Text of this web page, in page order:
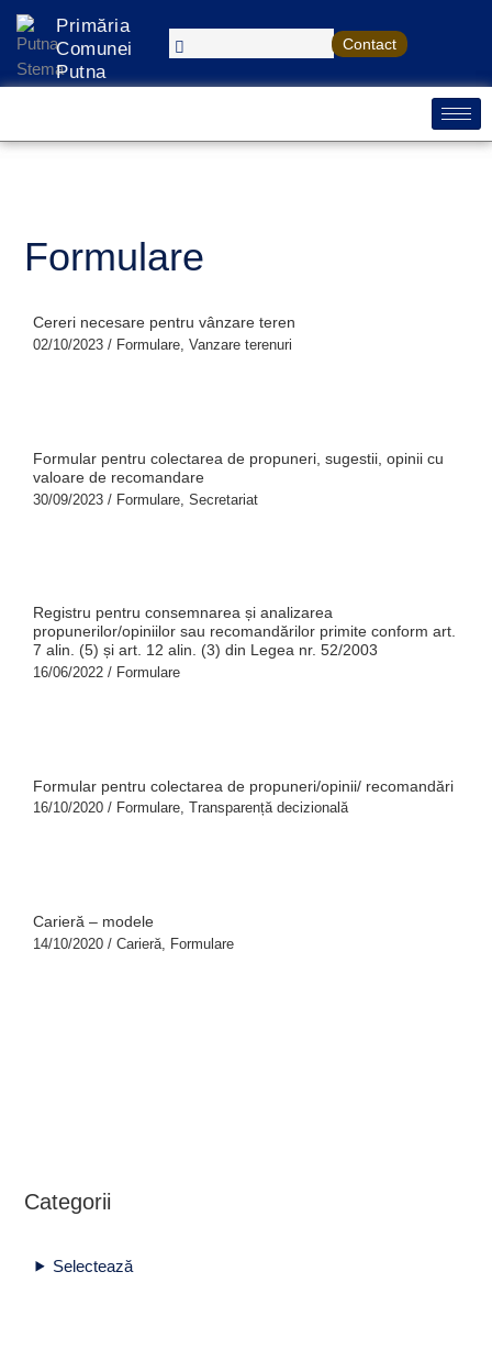
Treci
conținut
Primăria
Comunei
Putna
Contact
Formulare
Cereri necesare pentru vânzare teren
02/10/2023 / Formulare, Vanzare terenuri
Formular pentru colectarea de propuneri, sugestii, opinii cu
valoare de recomandare
30/09/2023 / Formulare, Secretariat
Registru pentru consemnarea și analizarea
propunerilor/opiniilor sau recomandărilor primite conform art.
7 alin. (5) și art. 12 alin. (3) din Legea nr. 52/2003
16/06/2022 / Formulare
Formular pentru colectarea de propuneri/opinii/ recomandări
16/10/2020 / Formulare, Transparență decizională
Carieră – modele
14/10/2020 / Carieră, Formulare
Categorii
Selectează
S
e
a
c